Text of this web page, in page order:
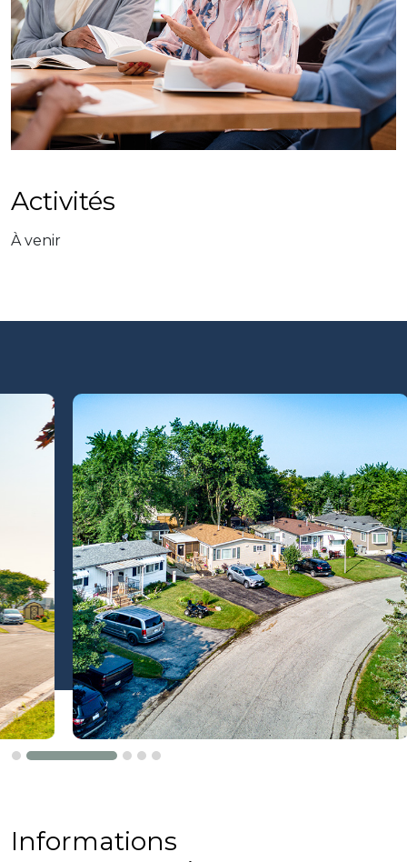
Activités
À venir
Informations